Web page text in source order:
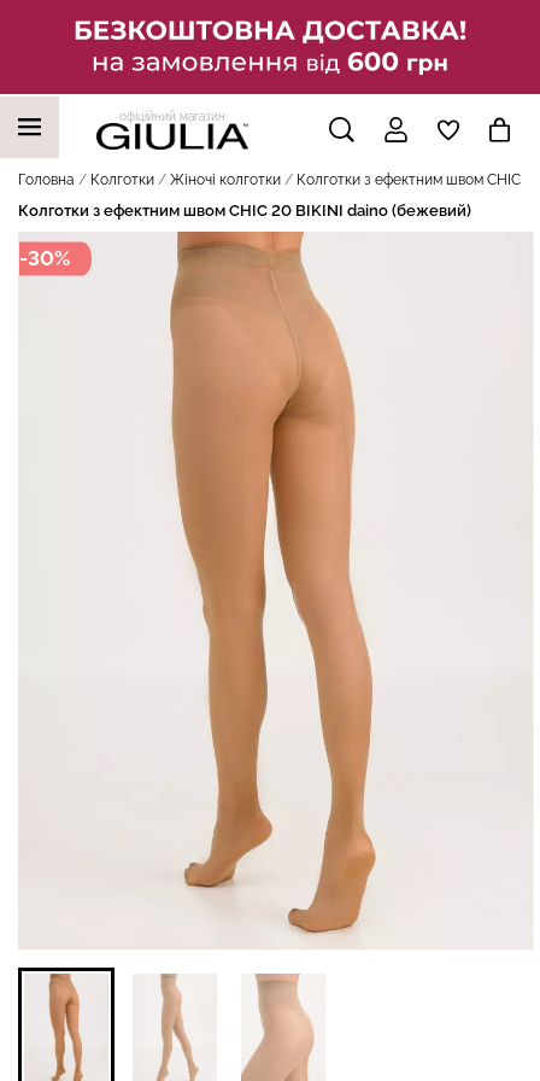
офіційний магазин
Головна Колготки Жіночі колготки Колготки з ефектним швом CHIC
Колготки з ефектним швом CHIC 20 BIKINI daino (бежевий)
-30%
НАШІ ТРЕНДОВІ ТОВАРИ
Велосипедки з високою
талією TRACKS 01
(чорний) Giulia
384 грн.
549 грн.